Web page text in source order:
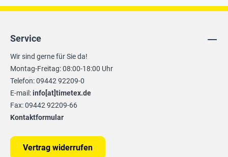
Service
Wir sind gerne für Sie da!
Montag-Freitag: 08:00-18:00 Uhr
Telefon: 09442 92209-0
E-mail:info[at]timetex.de
Fax: 09442 92209-66
Kontaktformular
Vertrag widerrufen